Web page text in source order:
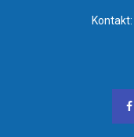
Kontakt: